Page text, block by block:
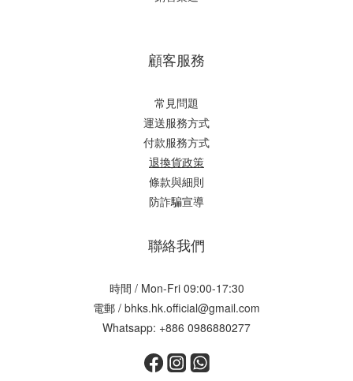
顧客服務
常見問題
運送服務方式
付款服務方式
退換貨政策
條款與細則
防詐騙宣導
聯絡我們
時間 / Mon-Fri 09:00-17:30
電郵 / bhks.hk.official@gmail.com
Whatsapp: +886 0986880277